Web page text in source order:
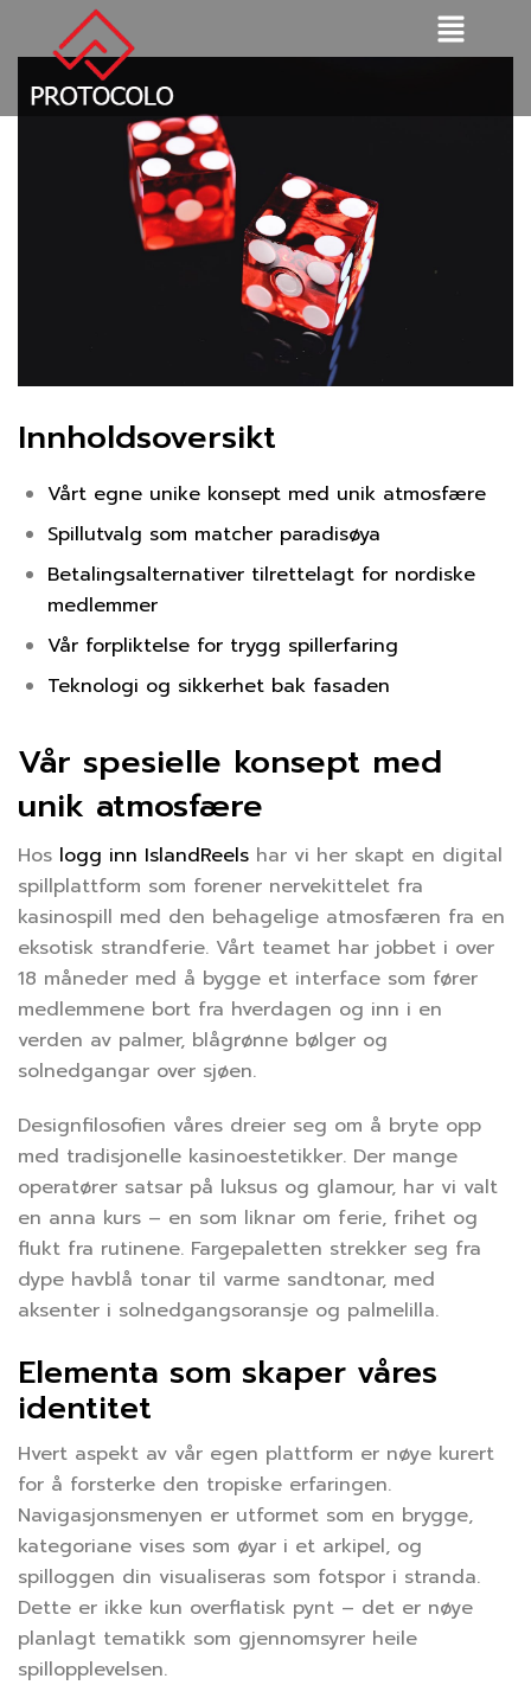
Innholdsoversikt
Vårt egne unike konsept med unik atmosfære
Spillutvalg som matcher paradisøya
Betalingsalternativer tilrettelagt for nordiske
medlemmer
Vår forpliktelse for trygg spillerfaring
Teknologi og sikkerhet bak fasaden
Vår spesielle konsept med
unik atmosfære
Hos logg inn IslandReels har vi her skapt en digital
spillplattform som forener nervekittelet fra
kasinospill med den behagelige atmosfæren fra en
eksotisk strandferie. Vårt teamet har jobbet i over
18 måneder med å bygge et interface som fører
medlemmene bort fra hverdagen og inn i en
verden av palmer, blågrønne bølger og
solnedgangar over sjøen.
Designfilosofien våres dreier seg om å bryte opp
med tradisjonelle kasinoestetikker. Der mange
operatører satsar på luksus og glamour, har vi valt
en anna kurs – en som liknar om ferie, frihet og
flukt fra rutinene. Fargepaletten strekker seg fra
dype havblå tonar til varme sandtonar, med
aksenter i solnedgangsoransje og palmelilla.
Elementa som skaper våres
identitet
Hvert aspekt av vår egen plattform er nøye kurert
for å forsterke den tropiske erfaringen.
Navigasjonsmenyen er utformet som en brygge,
kategoriane vises som øyar i et arkipel, og
spilloggen din visualiseras som fotspor i stranda.
Dette er ikke kun overflatisk pynt – det er nøye
planlagt tematikk som gjennomsyrer heile
spillopplevelsen.